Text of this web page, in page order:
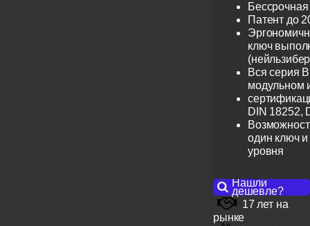
Патент до
ключ
Вся серия
модульном
DIN 18252,
один ключ и
уровня
Нашли
дешевле?
17 лет на
рынке